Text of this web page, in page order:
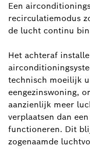
Een
recirculatiemodus
de lucht continu
Het achteraf
technisch moeilijk
eengezinswoning,
aanzienlijk meer
verplaatsen dan
functioneren. Dit
zogenaamde